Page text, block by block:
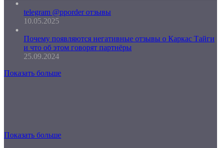
telegram @pporder отзывы
10.05.2025
Почему появляются негативные отзывы о Каркас Тайги
и что об этом говорят партнёры
25.09.2024
Показать больше
Показать больше